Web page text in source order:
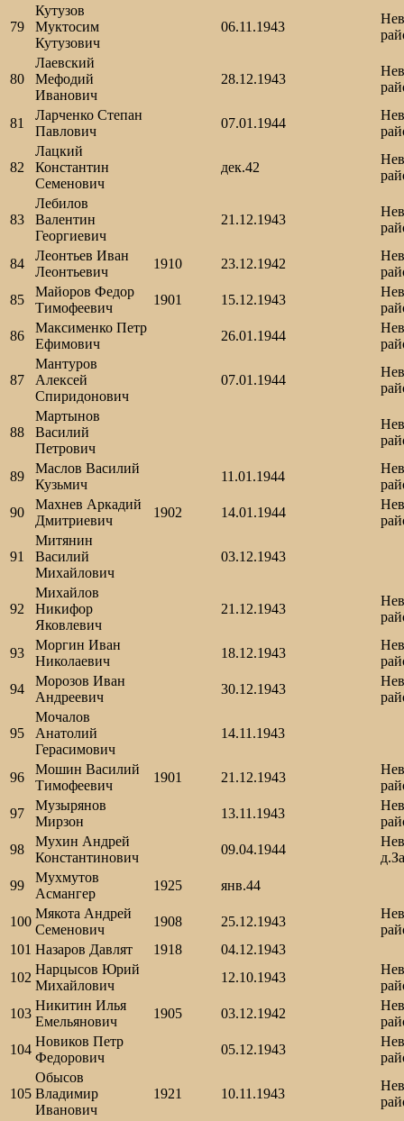
79
Кутузов
Муктосим
Кутузович
06.11.1943
80
Лаевский
Мефодий
Иванович
28.12.1943
81
Ларченко Степан
Павлович
07.01.1944
82
Лацкий
Константин
Семенович
дек.42
83
Лебилов
Валентин
Георгиевич
21.12.1943
84
Леонтьев Иван
Леонтьевич
1910 23.12.1942
85
Майоров Федор
Тимофеевич
1901 15.12.1943
86
Максименко Петр
Ефимович
26.01.1944
87
Мантуров
Алексей
Спиридонович
07.01.1944
88
Мартынов
Василий
Петрович
89
Маслов Василий
Кузьмич
11.01.1944
90
Махнев Аркадий
Дмитриевич
1902 14.01.1944
91
Митянин
Василий
Михайлович
03.12.1943
92
Михайлов
Никифор
Яковлевич
21.12.1943
93
Моргин Иван
Николаевич
18.12.1943
94
Морозов Иван
Андреевич
30.12.1943
95
Мочалов
Анатолий
Герасимович
14.11.1943
96
Мошин Василий
Тимофеевич
1901 21.12.1943
97
Музырянов
Мирзон
13.11.1943
98
Мухин Андрей
Константинович
09.04.1944
99
Мухмутов
Асмангер
1925 янв.44
100
Мякота Андрей
Семенович
1908 25.12.1943
101 Назаров Давлят 1918
04.12.1943
102
Нарцысов Юрий
Михайлович
12.10.1943
103
Никитин Илья
Емельянович
1905 03.12.1942
104
Новиков Петр
Федорович
05.12.1943
105
Обысов
Владимир
Иванович
1921 10.11.1943